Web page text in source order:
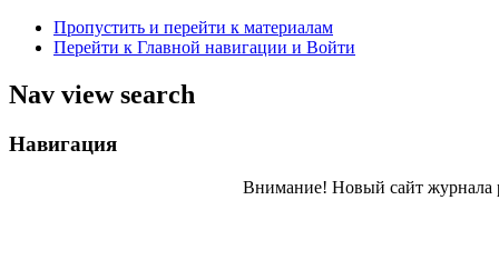
Пропустить и перейти к материалам
Перейти к Главной навигации и Войти
Nav view search
Навигация
Внимание! Новый сайт журнала